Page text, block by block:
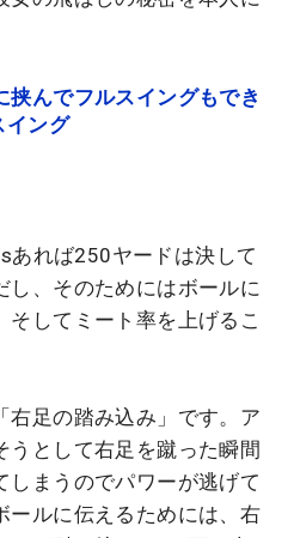
挟んでフルスイングもでき
ング
れば250ヤードは決して
し、そのためにはボールに
そしてミート率を上げるこ
右足の踏み込み」です。ア
うとして右足を蹴った瞬間
しまうのでパワーが逃げて
ールに伝えるためには、右